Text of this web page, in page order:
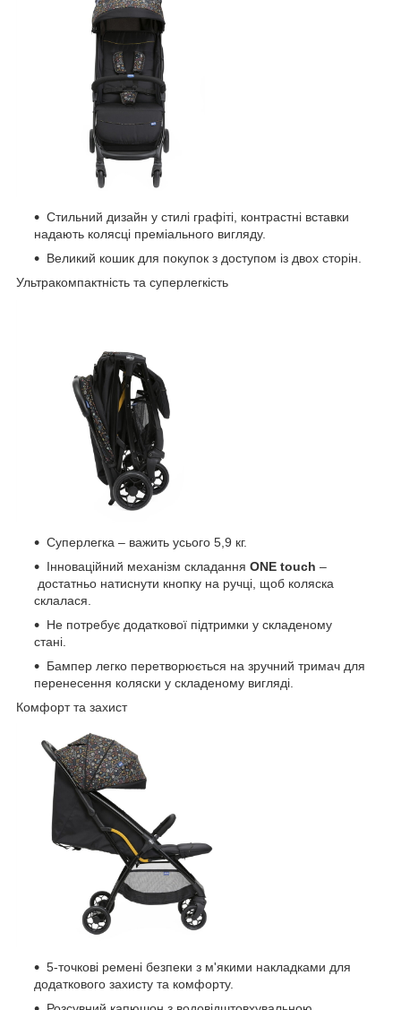
Стильний дизайн у стилі графіті, контрастні вставки
надають колясці преміального вигляду.
Великий кошик для покупок з доступом із двох сторін.
Ультракомпактність та суперлегкість
Суперлегка – важить усього 5,9 кг.
Інноваційний механізм складання ONE touch –
достатньо натиснути кнопку на ручці, щоб коляска
склалася.
Не потребує додаткової підтримки у складеному
стані.
Бампер легко перетворюється на зручний тримач для
перенесення коляски у складеному вигляді.
Комфорт та захист
5-точкові ремені безпеки з м'якими накладками для
додаткового захисту та комфорту.